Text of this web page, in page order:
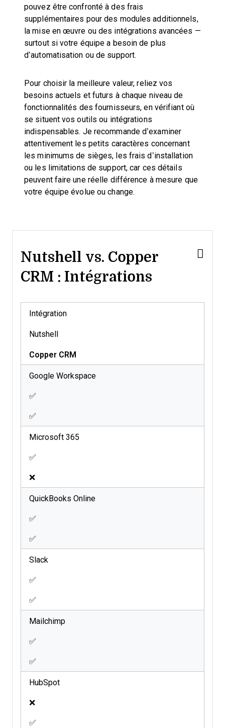
pouvez être confronté à des frais
supplémentaires pour des modules additionnels,
la mise en œuvre ou des intégrations avancées —
surtout si votre équipe a besoin de plus
d’automatisation ou de support.
Pour choisir la meilleure valeur, reliez vos
besoins actuels et futurs à chaque niveau de
fonctionnalités des fournisseurs, en vérifiant où
se situent vos outils ou intégrations
indispensables. Je recommande d’examiner
attentivement les petits caractères concernant
les minimums de sièges, les frais d’installation
ou les limitations de support, car ces détails
peuvent faire une réelle différence à mesure que
votre équipe évolue ou change.
Nutshell vs. Copper
CRM : Intégrations
Intégration
Nutshell
Copper CRM
Google Workspace
✅
✅
Microsoft 365
✅
❌
QuickBooks Online
✅
✅
Slack
✅
✅
Mailchimp
✅
✅
HubSpot
❌
✅